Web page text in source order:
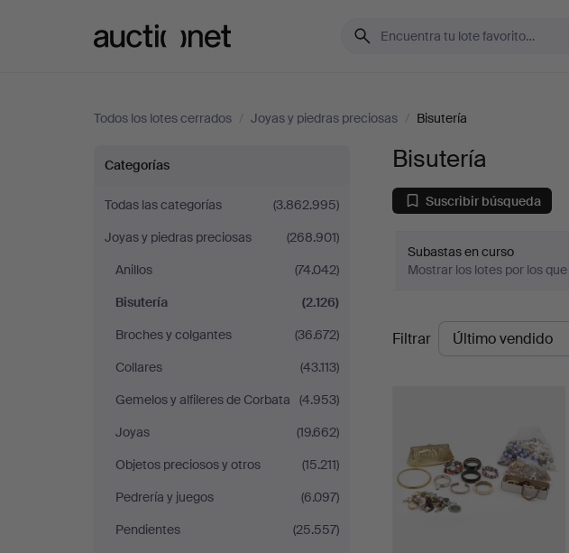
Todos los lotes cerrados / Joyas y piedras preciosas / Bisutería
Bisutería
Categorías
Todas las categorías
(3.862.995)
Joyas y piedras preciosas
(268.901)
Anillos
(74.042)
Bisutería
(2.126)
Broches y colgantes
(36.672)
Collares
(43.113)
Gemelos y alfileres de Corbata
(4.953)
Joyas
(19.662)
Objetos preciosos y otros
(15.211)
Pedrería y juegos
(6.097)
Pendientes
(25.557)
Bisutería
Suscribir búsqueda
Subastas en curso
Mostrar los lotes por los
Precios
de
Filtrar